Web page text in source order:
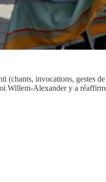
(chants, invocations, gestes
Willem-Alexander y a